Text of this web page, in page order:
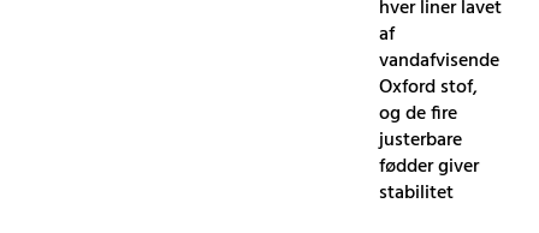
hver liner lavet
af
vandafvisende
Oxford stof,
og de fire
justerbare
fødder giver
stabilitet